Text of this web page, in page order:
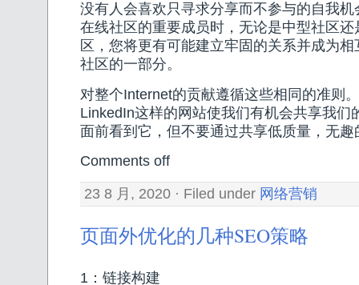
没有人会喜欢只寻求分享而不参与的自我
在线社区的重要成员时，无论是中型社区还
区，您将更有可能建立牢固的关系并成为
社区的一部分。
对整个Internet的贡献遵循这些相同的准则
LinkedIn这样的网站使我们有机会共享我们
面前看到它，但不要通过共享低质量，无
Comments off
23 8 月, 2020 · Filed under 网络营销
页面外优化的几种SEO策略
1：链接构建